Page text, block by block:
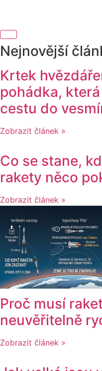
Nejnovější
Krtek
pohádka,
cestu do
Zobrazit článek »
Co se stane,
rakety něco
Zobrazit článek »
Proč musí
neuvěřitelně
Zobrazit článek »